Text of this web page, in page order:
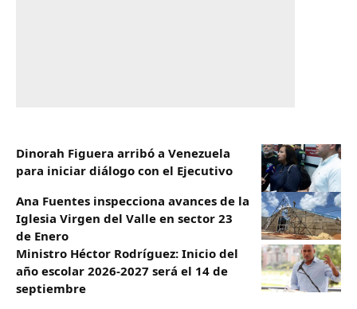
Dinorah Figuera arribó a Venezuela
para iniciar diálogo con el Ejecutivo
Ana Fuentes inspecciona avances de la
Iglesia Virgen del Valle en sector 23
de Enero
Ministro Héctor Rodríguez: Inicio del
año escolar 2026-2027 será el 14 de
septiembre